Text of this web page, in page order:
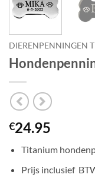
DIERENPENNINGEN
€24.95
Titanium
Prijs inclusief